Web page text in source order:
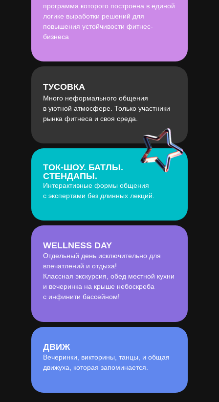
программа которого построена в единой
логике выработки решений для
повышения устойчивости фитнес-
бизнеса
ТУСОВКА
Много неформального общения
в уютной атмосфере. Только участники
рынка фитнеса и своя среда.
WELLNESS DAY
Отдельный день исключительно для
впечатлений и отдыха!
Классная экскурсия, обед местной кухни
и вечеринка на крыше небоскреба
с инфинити бассейном!
ДВИЖ
Вечеринки, викторины, танцы, и общая
движуха, которая запоминается.
ТОК-ШОУ. БАТЛЫ.
СТЕНДАПЫ.
Интерактивные формы общения
с экспертами без длинных лекций.